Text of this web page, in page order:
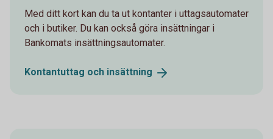
Med ditt kort kan du ta ut kontanter i uttagsautomater
och i butiker. Du kan också göra insättningar i
Bankomats insättningsautomater.
Kontantuttag och insättning